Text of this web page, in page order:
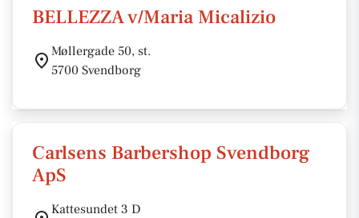
BELLEZZA v/Maria Micalizio
Møllergade 50, st.
5700 Svendborg
Carlsens Barbershop Svendborg
ApS
Kattesundet 3 D